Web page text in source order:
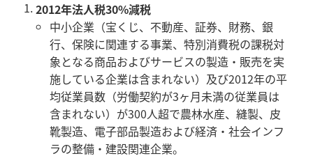
2012年法人税30%減税
中小企業（宝くじ、不動産、証券、財務、銀
行、保険に関連する事業、特別消費税の課税対
象となる商品およびサービスの製造・販売を実
施している企業は含まれない）及び2012年の平
均従業員数（労働契約が3ヶ月未満の従業員は
含まれない）が300人超で農林水産、縫製、皮
靴製造、電子部品製造および経済・社会インフ
ラの整備・建設関連企業。